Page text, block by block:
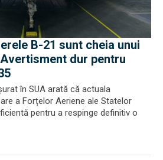
B-21 sunt cheia unui
dur pentru
în SUA arată că actuala
a Forțelor Aeriene ale Statelor
pentru a respinge definitiv o